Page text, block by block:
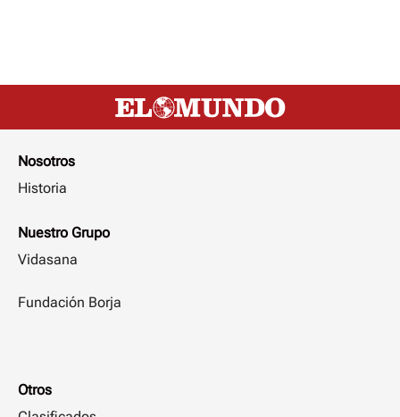
Nosotros
Historia
Nuestro Grupo
Vidasana
Fundación Borja
Otros